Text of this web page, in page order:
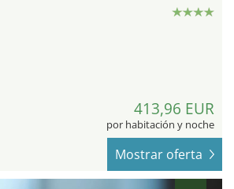
413,96 EUR
por habitación y noche
Mostrar oferta